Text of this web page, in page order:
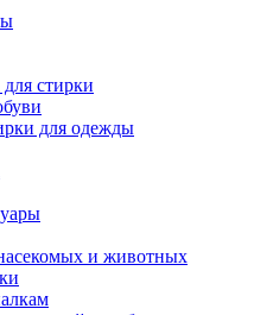
стирки
для одежды
и животных